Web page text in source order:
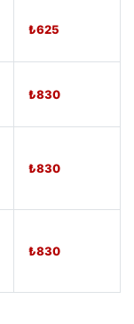
₺625
₺830
₺830
₺830